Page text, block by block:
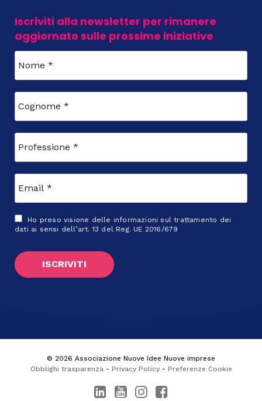
Iscriviti alla newsletter per rimanere
aggiornato sulle prossime iniziative
Ho preso visione delle informazioni sul trattamento dei
dati ai sensi dell’art. 13 del Reg. UE 2016/679
© 2026 Associazione Nuove Idee Nuove imprese
Obblighi trasparenza - Privacy Policy- Preferenze Cookie